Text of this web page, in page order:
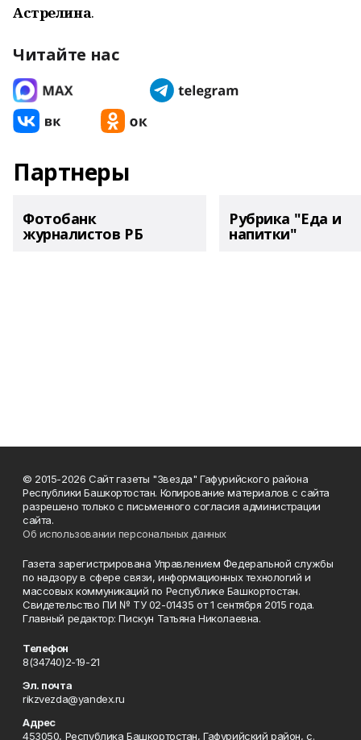
Астрелина.
Читайте нас
Партнеры
Фотобанк
журналистов РБ
Рубрика "Еда и
напитки"
© 2015-2026 Сайт газеты "Звезда" Гафурийского района
Республики Башкортостан. Копирование материалов с сайта
разрешено только с письменного согласия администрации
сайта.
Об использовании персональных данных
Газета зарегистрирована Управлением Федеральной службы
по надзору в сфере связи, информационных технологий и
массовых коммуникаций по Республике Башкортостан.
Свидетельство ПИ № ТУ 02-01435 от 1 сентября 2015 года.
Главный редактор: Пискун Татьяна Николаевна.
Телефон
8(34740)2-19-21
Эл. почта
rikzvezda@yandex.ru
Адрес
453050, Республика Башкортостан, Гафурийский район, с.